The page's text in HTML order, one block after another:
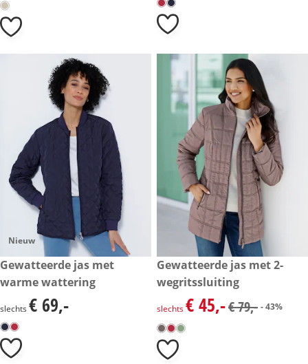
Nieuw
€ 69,-
Gewatteerde jas met
warme wattering
€ 69,-
slechts € 69,-
kortingsprijs: € 45,-, vorige
- 43%
Gewatteerde jas met 2-
wegritssluiting
kortingsprijs: € 45,-, vorige
slechts€ 45,-€ 79,- - 43%